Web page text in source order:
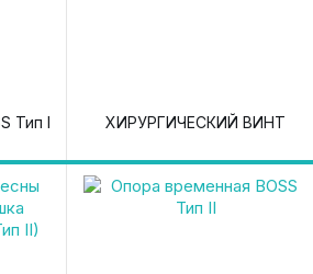
Тип I ХИРУРГИЧЕСКИЙ ВИНТ